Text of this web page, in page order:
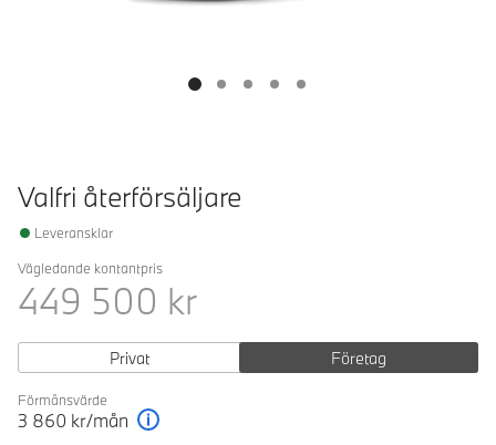
Valfri återförsäljare
Leveransklar
Vägledande kontantpris
449 500 kr
Privat Företag
Förmånsvärde
3 860 kr/mån